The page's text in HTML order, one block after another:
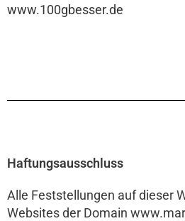
www.100gbesser.de
Haftungsausschluss
Alle Feststellungen auf dieser
Websites der Domain